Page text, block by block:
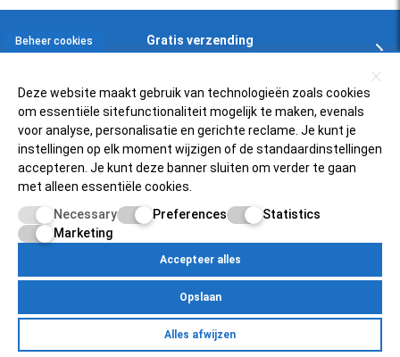
Gratis verzending
Klantenservice
Zelfservice
Retourneren
Inloggen bij account
Betaalmogelijkheden
Populaire scooters
Piaggio Zip 4t
SYM Fiddle 3
Over ons
Mijnscooteronderdelen.nl
Egersundweg 11E
9723JM Groningen
ZelfserviceOver OnsContactKlantenservicePricacy PolicySite MapMijn account
Beheer cookies
Deze website maakt gebruik van technologieën zoals cookies
om essentiële sitefunctionaliteit mogelijk te maken, evenals
voor analyse, personalisatie en gerichte reclame. Je kunt je
instellingen op elk moment wijzigen of de standaardinstellingen
accepteren. Je kunt deze banner sluiten om verder te gaan
met alleen essentiële cookies.
Necessary
Preferences
Statistics
Marketing
Accepteer alles
Opslaan
Alles afwijzen